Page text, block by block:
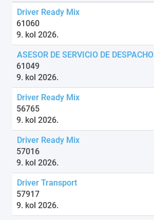
Driver Ready Mix
61060
9. kol 2026.
ASESOR DE SERVICIO DE DESPACHO
61049
9. kol 2026.
Driver Ready Mix
56765
9. kol 2026.
Driver Ready Mix
57016
9. kol 2026.
Driver Transport
57917
9. kol 2026.